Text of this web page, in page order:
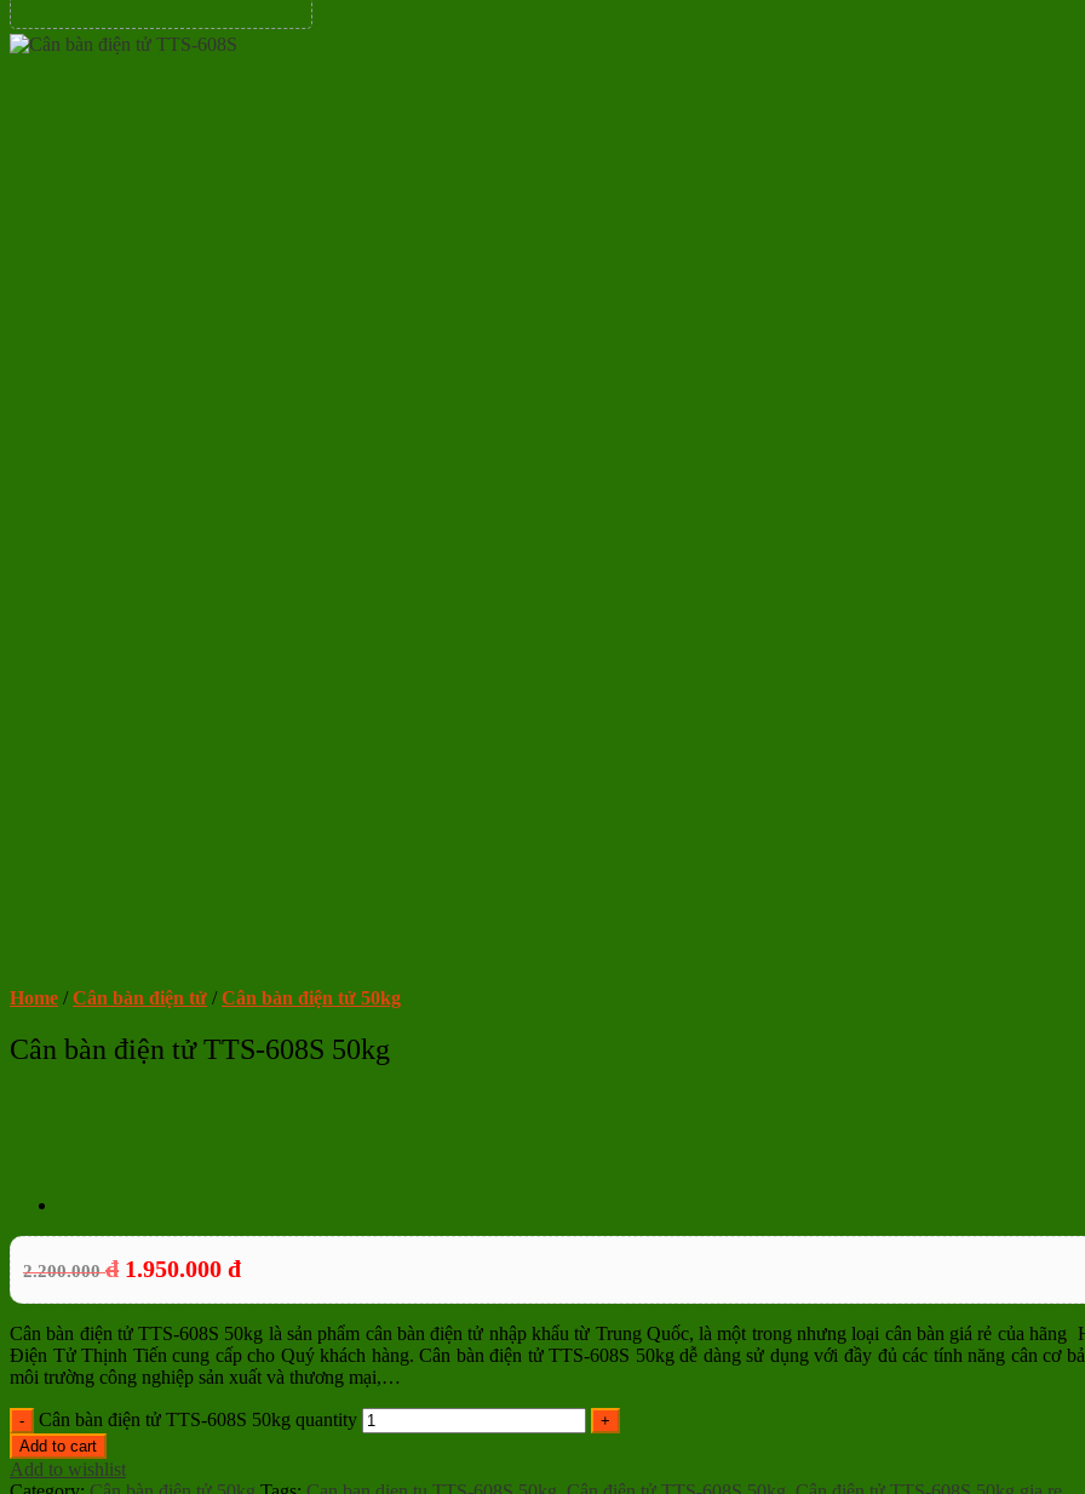
Home / Cân bàn điện tử / Cân bàn điện tử 50kg
Cân bàn điện tử TTS-608S 50kg
2.200.000đ 1.950.000 đ
Cân bàn điện tử TTS-608S 50kg là sản phẩm cân bàn điện tử nhập khẩu từ Trung Quốc, là một trong nhưng loại cân bàn giá rẻ của
Điện Tử Thịnh Tiến cung cấp cho Quý khách hàng. Cân bàn điện tử TTS-608S 50kg dễ dàng sử dụng với đầy đủ các tính năng cân cơ
môi trường công nghiệp sản xuất và thương mại,…
Cân bàn điện tử TTS-608S 50kg quantity
Add to cart
Add to wishlist